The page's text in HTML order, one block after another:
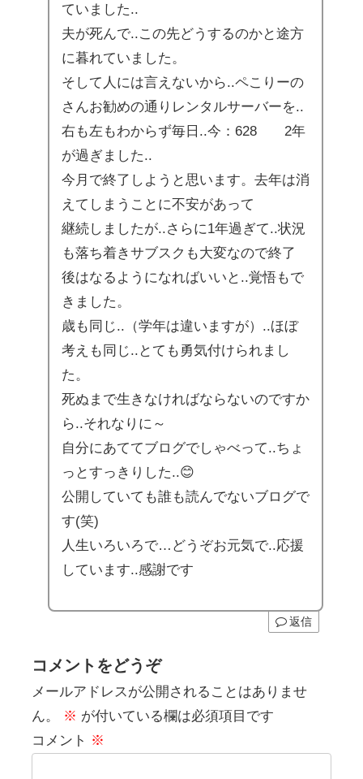
ていました..
夫が死んで..この先どうするのかと途方
に暮れていました。
そして人には言えないから..ペこりーの
さんお勧めの通りレンタルサーバーを..
右も左もわからず毎日..今：628 2年
が過ぎました..
今月で終了しようと思います。去年は消
えてしまうことに不安があって
継続しましたが..さらに1年過ぎて..状況
も落ち着きサブスクも大変なので終了
後はなるようになればいいと..覚悟もで
きました。
歳も同じ..（学年は違いますが）..ほぼ
考えも同じ..とても勇気付けられまし
た。
死ぬまで生きなければならないのですか
ら..それなりに～
自分にあててブログでしゃべって..ちょ
っとすっきりした..😊
公開していても誰も読んでないブログで
す(笑)
人生いろいろで…どうぞお元気で..応援
しています..感謝です
返信
コメントをどうぞ
メールアドレスが公開されることはありませ
ん。
※ が付いている欄は必須項目です
コメント ※